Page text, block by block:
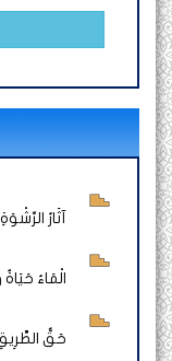
آثَارُ
الْمَاءُ حَيَاةٌ
حَقُّ الطَّرِيقِ